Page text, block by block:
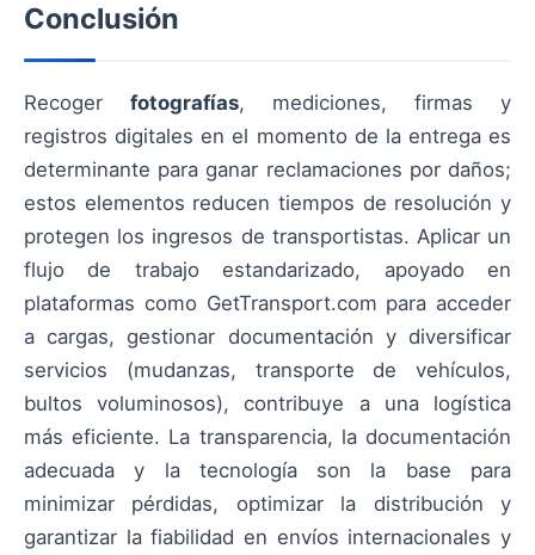
Conclusión
Recoger fotografías, mediciones, firmas y
registros digitales en el momento de la entrega es
determinante para ganar reclamaciones por daños;
estos elementos reducen tiempos de resolución y
protegen los ingresos de transportistas. Aplicar un
flujo de trabajo estandarizado, apoyado en
plataformas como GetTransport.com para acceder
a cargas, gestionar documentación y diversificar
servicios (mudanzas, transporte de vehículos,
bultos voluminosos), contribuye a una logística
más eficiente. La transparencia, la documentación
adecuada y la tecnología son la base para
minimizar pérdidas, optimizar la distribución y
garantizar la fiabilidad en envíos internacionales y